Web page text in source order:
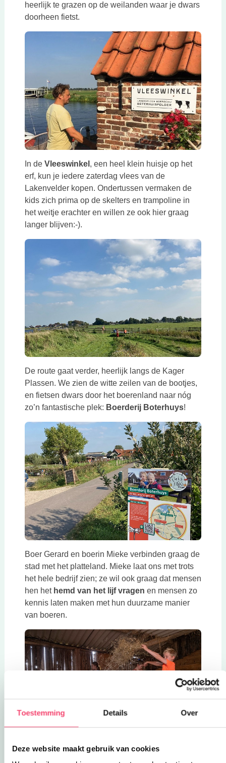
Toestemming Details Over
Deze website maakt gebruik van cookies
heerlijk te grazen op de weilanden waar je dwars
doorheen fietst.
In de Vleeswinkel , een heel klein huisje op het
erf, kun je iedere zaterdag vlees van de
Lakenvelder kopen. Ondertussen vermaken de
kids zich prima op de skelters en trampoline in
het weitje erachter en willen ze ook hier graag
langer blijven:-).
De route gaat verder, heerlijk langs de Kager
Plassen. We zien de witte zeilen van de bootjes,
en fietsen dwars door het boerenland naar nóg
zo’n fantastische plek: Boerderij Boterhuys!
Boer Gerard en boerin Mieke verbinden graag de
stad met het platteland. Mieke laat ons met trots
het hele bedrijf zien; ze wil ook graag dat mensen
hen het hemd van het lijf vragen en mensen zo
kennis laten maken met hun duurzame manier
van boeren.
De kinderen vermaken zich meer dan goed in de